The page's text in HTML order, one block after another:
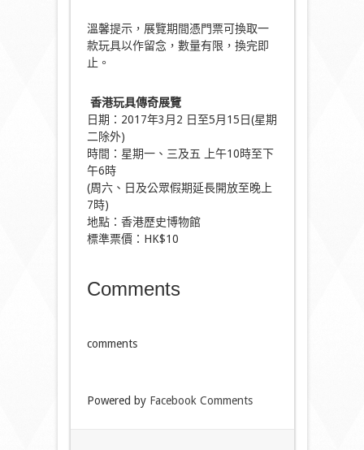
溫馨提示，展覽期間憑門票可換取一
款玩具以作留念，數量有限，換完即
止。
香港玩具傳奇展覽
日期：2017年3月2 日至5月15日(星期
二除外)
時間：星期一、三及五 上午10時至下
午6時
(周六、日及公眾假期延長開放至晚上
7時)
地點：香港歷史博物館
標準票價：HK$10
Comments
comments
Powered by Facebook Comments